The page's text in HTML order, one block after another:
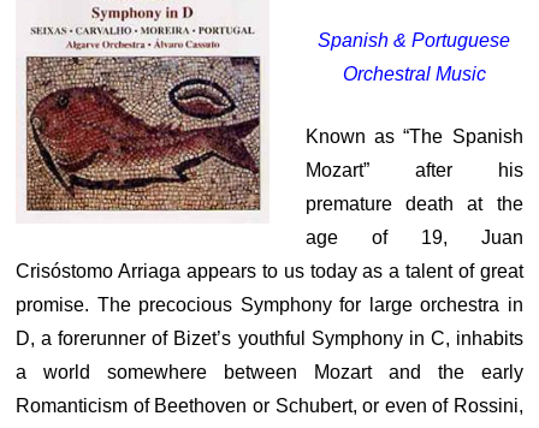
Spanish & Portuguese
Orchestral Music
Known as “The Spanish
Mozart” after his
premature death at the
age of 19, Juan
Crisóstomo Arriaga appears to us today as a talent of great
promise. The precocious Symphony for large orchestra in
D, a forerunner of Bizet’s youthful Symphony in C, inhabits
a world somewhere between Mozart and the early
Romanticism of Beethoven or Schubert, or even of Rossini,